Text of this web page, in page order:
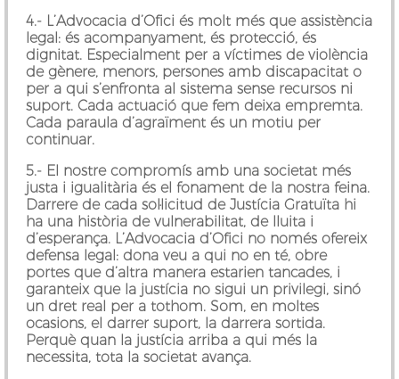
4.- L’Advocacia d’Ofici és molt més que assistència
legal: és acompanyament, és protecció, és
dignitat. Especialment per a víctimes de violència
de gènere, menors, persones amb discapacitat o
per a qui s’enfronta al sistema sense recursos ni
suport. Cada actuació que fem deixa empremta.
Cada paraula d’agraïment és un motiu per
continuar.
5.- El nostre compromís amb una societat més
justa i igualitària és el fonament de la nostra feina.
Darrere de cada sol·licitud de Justícia Gratuïta hi
ha una història de vulnerabilitat, de lluita i
d’esperança. L’Advocacia d’Ofici no només ofereix
defensa legal: dona veu a qui no en té, obre
portes que d’altra manera estarien tancades, i
garanteix que la justícia no sigui un privilegi, sinó
un dret real per a tothom. Som, en moltes
ocasions, el darrer suport, la darrera sortida.
Perquè quan la justícia arriba a qui més la
necessita, tota la societat avança.